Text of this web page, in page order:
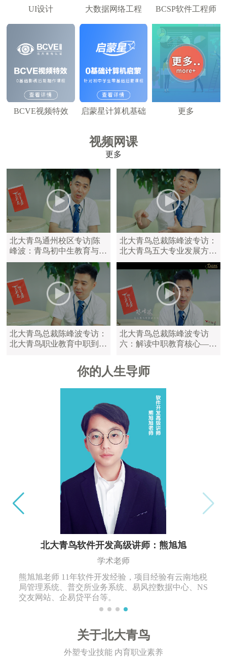
UI设计 大数据网络工程 BCSP软件工程师
BCVE视频特效 启蒙星计算机基础 更多
视频网课
更多
北大青鸟通州校区专访|陈
峰波：青鸟初中生教育与中
职教育区别
北大青鸟总裁陈峰波专访：
北大青鸟五大专业发展方
向，满足学员不同学习需求
北大青鸟总裁陈峰波专访：
北大青鸟职业教育中职到大
北大青鸟总裁陈峰波专访
六：解读中职教育核心——
你的人生导师
北大青鸟软件开发高级讲师：熊旭旭
学术老师
熊旭旭老师 11年软件开发经验，项目经验有云南地税
局管理系统、普交所业务系统、易风控数据中心、NS
交友网站、企易贷平台等。
关于北大青鸟
外塑专业技能 内育职业素养